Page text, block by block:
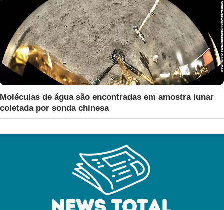
Moléculas de água são encontradas em amostra lunar
coletada por sonda chinesa